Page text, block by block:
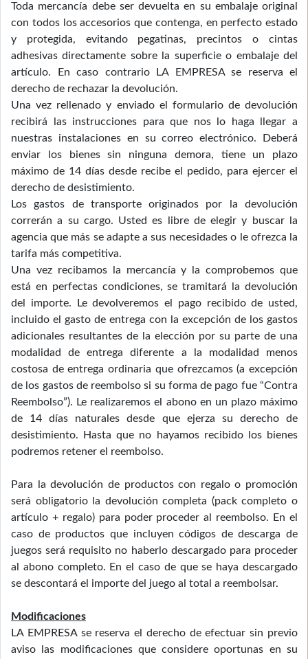
Toda mercancía debe ser devuelta en su embalaje original
con todos los accesorios que contenga, en perfecto estado
y protegida, evitando pegatinas, precintos o cintas
adhesivas directamente sobre la superficie o embalaje del
artículo. En caso contrario LA EMPRESA se reserva el
derecho de rechazar la devolución.
Una vez rellenado y enviado el formulario de devolución
recibirá las instrucciones para que nos lo haga llegar a
nuestras instalaciones en su correo electrónico. Deberá
enviar los bienes sin ninguna demora, tiene un plazo
máximo de 14 días desde recibe el pedido, para ejercer el
derecho de desistimiento.
Los gastos de transporte originados por la devolución
correrán a su cargo. Usted es libre de elegir y buscar la
agencia que más se adapte a sus necesidades o le ofrezca la
tarifa más competitiva.
Una vez recibamos la mercancía y la comprobemos que
está en perfectas condiciones, se tramitará la devolución
del importe. Le devolveremos el pago recibido de usted,
incluido el gasto de entrega con la excepción de los gastos
adicionales resultantes de la elección por su parte de una
modalidad de entrega diferente a la modalidad menos
costosa de entrega ordinaria que ofrezcamos (a excepción
de los gastos de reembolso si su forma de pago fue “Contra
Reembolso”). Le realizaremos el abono en un plazo máximo
de 14 días naturales desde que ejerza su derecho de
desistimiento. Hasta que no hayamos recibido los bienes
podremos retener el reembolso.
Para la devolución de productos con regalo o promoción
será obligatorio la devolución completa (pack completo o
artículo + regalo) para poder proceder al reembolso. En el
caso de productos que incluyen códigos de descarga de
juegos será requisito no haberlo descargado para proceder
al abono completo. En el caso de que se haya descargado
se descontará el importe del juego al total a reembolsar.
Modificaciones
LA EMPRESA se reserva el derecho de efectuar sin previo
aviso las modificaciones que considere oportunas en su